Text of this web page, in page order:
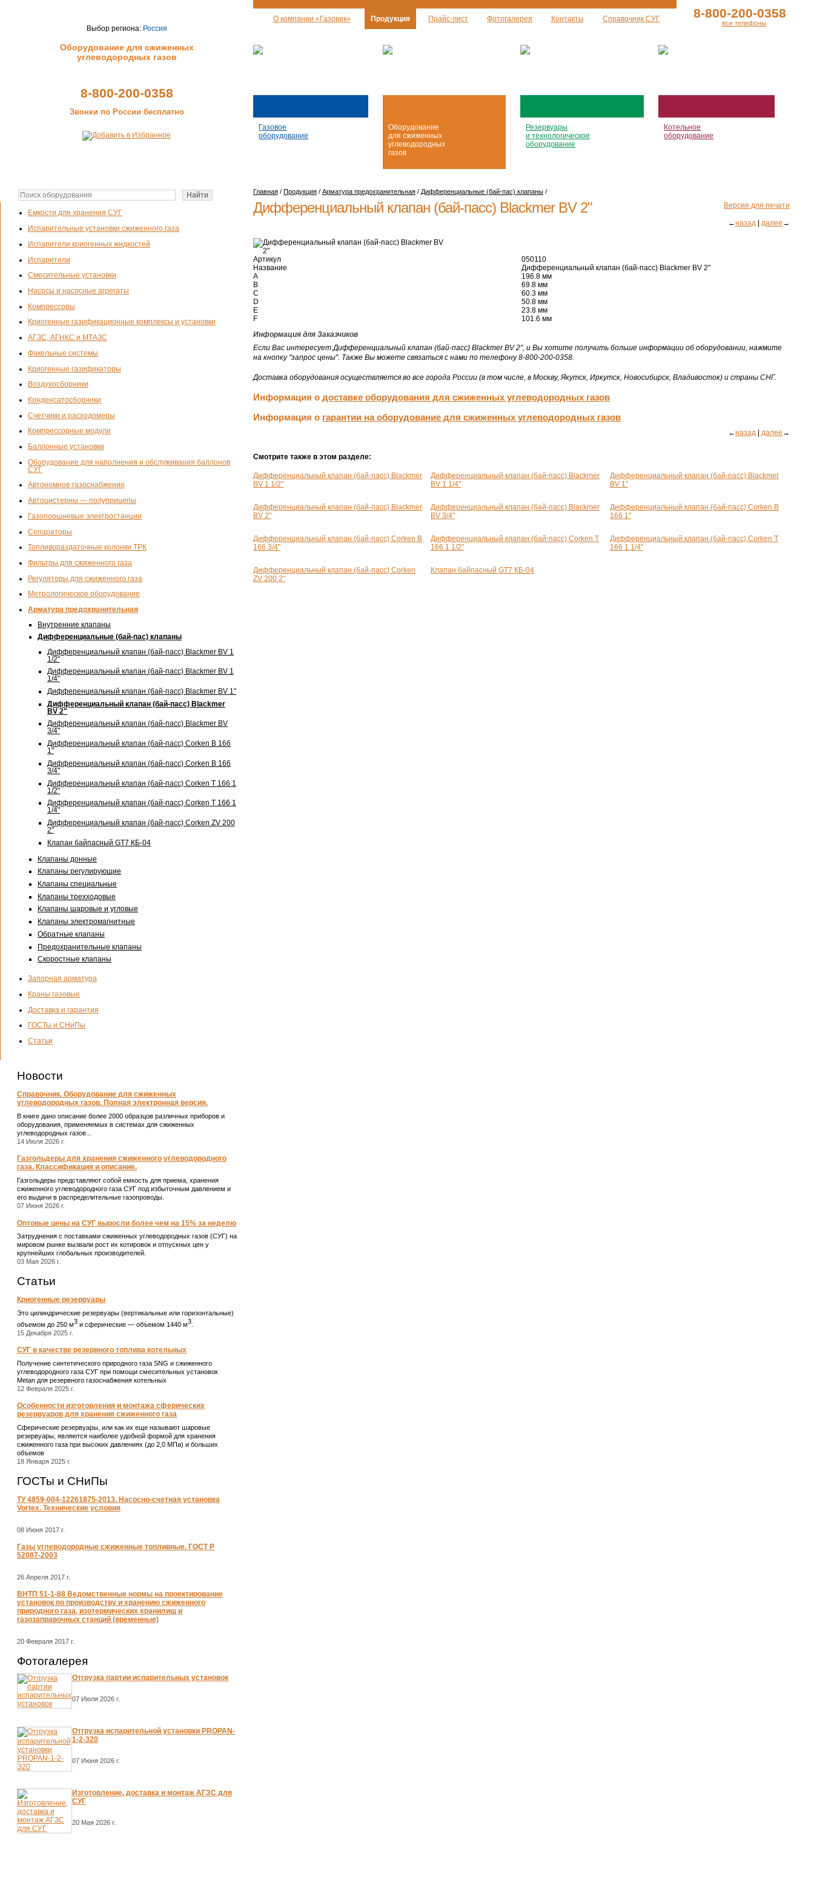
Выбор региона: Россия
Оборудование для сжиженных
углеводородных газов
8-800-200-0358
Звонки по России бесплатно
О компании «Газовик» Продукция Прайс-лист Фотогалерея Контакты Справочник СУГ 8-800-200-0358
все телефоны
Газовое
оборудование
Оборудование
для сжиженных
углеводородных
газов
Резервуары
и технологическое
оборудование
Котельное
оборудование
Емкости для хранения СУГ
Испарительные установки сжиженного газа
Испарители криогенных жидкостей
Испарители
Смесительные установки
Насосы и насосные агрегаты
Компрессоры
Криогенные газификационные комплексы и установки
АГЗС, АГНКС и МТАЗС
Факельные системы
Криогенные газификаторы
Воздухосборники
Конденсатосборники
Счетчики и расходомеры
Компрессорные модули
Баллонные установки
Оборудование для наполнения и обслуживания баллонов
СУГ
Автономное газоснабжение
Автоцистерны — полуприцепы
Газопоршневые электростанции
Сепараторы
Топливораздаточные колонки ТРК
Фильтры для сжиженного газа
Регуляторы для сжиженного газа
Метрологическое оборудование
Арматура предохранительная
Внутренние клапаны
Дифференциальные (бай-пас) клапаны
Дифференциальный клапан (бай-пасс) Blackmer BV 1
1/2"
Дифференциальный клапан (бай-пасс) Blackmer BV 1
1/4"
Дифференциальный клапан (бай-пасс) Blackmer BV 1"
Дифференциальный клапан (бай-пасс) Blackmer
BV 2"
Дифференциальный клапан (бай-пасс) Blackmer BV
3/4"
Дифференциальный клапан (бай-пасс) Corken B 166
1"
Дифференциальный клапан (бай-пасс) Corken B 166
3/4"
Дифференциальный клапан (бай-пасс) Corken T 166 1
1/2"
Дифференциальный клапан (бай-пасс) Corken T 166 1
1/4"
Дифференциальный клапан (бай-пасс) Corken ZV 200
2"
Клапан байпасный GT7 КБ-04
Клапаны донные
Клапаны регулирующие
Клапаны специальные
Клапаны трехходовые
Клапаны шаровые и угловые
Клапаны электромагнитные
Обратные клапаны
Предохранительные клапаны
Скоростные клапаны
Запорная арматура
Краны газовые
Доставка и гарантия
ГОСТы и СНиПы
Статьи
Новости
Справочник. Оборудование для сжиженных
углеводородных газов. Полная электронная версия.
В книге дано описание более 2000 образцов различных приборов и
оборудования, применяемых в системах для сжиженных
углеводородных газов...
14 Июля 2026 г.
Газгольдеры для хранения сжиженного углеводородного
газа. Классификация и описание.
Газгольдеры представляют собой емкость для приема, хранения
сжиженного углеводородного газа СУГ под избыточным давлением и
его выдачи в распределительные газопроводы.
07 Июня 2026 г.
Оптовые цены на СУГ выросли более чем на 15% за неделю
Затруднения с поставками сжиженных углеводородных газов (СУГ) на
мировом рынке вызвали рост их котировок и отпускных цен у
крупнейших глобальных производителей.
03 Мая 2026 г.
Статьи
Криогенные резервуары
Это цилиндрические резервуары (вертикальные или горизонтальные)
объемом до 250 м3 и сферические ― объемом 1440 м3
15 Декабря 2025 г.
СУГ в качестве резервного топлива котельных
Получение синтетического природного газа SNG и сжиженного
углеводородного газа СУГ при помощи смесительных установок
Metan для резервного газоснабжения котельных
12 Февраля 2025 г.
Особенности изготовления и монтажа сферических
резервуаров для хранения сжиженного газа
Сферические резервуары, или как их еще называют шаровые
резервуары, являются наиболее удобной формой для хранения
сжиженного газа при высоких давлениях (до 2,0 МПа) и больших
объемов
18 Января 2025 г.
ГОСТы и СНиПы
ТУ 4859-004-12261875-2013. Насосно-счетная установка
Vortex. Технические условия
08 Июня 2017 г.
Газы углеводородные сжиженные топливные. ГОСТ Р
52087-2003
26 Апреля 2017 г.
ВНТП 51-1-88 Ведомственные нормы на проектирование
установок по производству и хранению сжиженного
природного газа, изотермических хранилищ и
газозаправочных станций (временные)
20 Февраля 2017 г.
Фотогалерея
Отгрузка партии испарительных установок
07 Июля 2026 г.
Отгрузка испарительной установки PROPAN-
1-2-320
07 Июня 2026 г.
Изготовление, доставка и монтаж АГЗС для
СУГ
20 Мая 2026 г.
Главная / Продукция / Арматура предохранительная / Дифференциальные (бай-пас) клапаны /
Версия для печати
Дифференциальный клапан (бай-пасс) Blackmer BV 2"
←назад далее →
Артикул
050110
Название
Дифференциальный клапан (бай-пасс) Blackmer BV 2"
A
196.8 мм
B
69.8 мм
C
60.3 мм
D
50.8 мм
E
23.8 мм
F
101.6 мм
Информация для Заказчиков
Если Вас интересует Дифференциальный клапан (бай-пасс) Blackmer BV 2", и Вы хотите получить больше информации об оборудовании, нажмите
на кнопку "запрос цены". Также Вы можете связаться с нами по телефону 8-800-200-0358.
Доставка оборудования осуществляется во все города России (в том числе, в Москву, Якутск, Иркутск, Новосибирск, Владивосток) и страны СНГ.
Информация о доставке оборудования для сжиженных углеводородных газов
Информация о гарантии на оборудование для сжиженных углеводородных газов
←назад далее →
Смотрите также в этом разделе:
Дифференциальный клапан (бай-пасс) Blackmer
BV 1 1/2"
Дифференциальный клапан (бай-пасс) Blackmer
BV 1 1/4"
Дифференциальный клапан (бай-пасс) Blackmer
BV 1"
Дифференциальный клапан (бай-пасс) Blackmer
BV 2"
Дифференциальный клапан (бай-пасс) Blackmer
BV 3/4"
Дифференциальный клапан (бай-пасс) Corken B
166 1"
Дифференциальный клапан (бай-пасс) Corken B
166 3/4"
Дифференциальный клапан (бай-пасс) Corken T
166 1 1/2"
Дифференциальный клапан (бай-пасс) Corken T
166 1 1/4"
Дифференциальный клапан (бай-пасс) Corken
ZV 200 2"
Клапан байпасный GT7 КБ-04